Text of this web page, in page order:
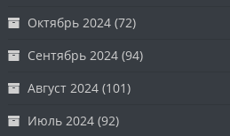
Октябрь 2024 (72)
Сентябрь 2024 (94)
Август 2024 (101)
Июль 2024 (92)